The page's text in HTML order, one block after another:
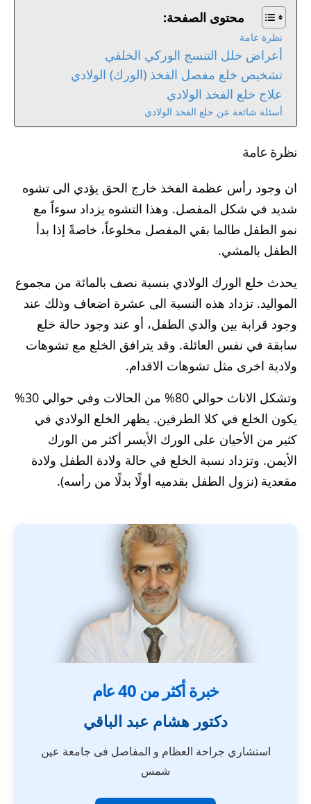
محتوى الصفحة:
نظرة عامة
أعراض خلل التنسج الوركي الخلقي
تشخيص خلع مفصل الفخذ (الورك) الولادي
علاج خلع الفخذ الولادي
أسئلة شائعة عن خلع الفخذ الولادي
نظرة عامة
ان وجود رأس عظمة الفخذ خارج الحق يؤدي الى تشوه
شديد في شكل المفصل. وهذا التشوه يزداد سوءاً مع
نمو الطفل طالما بقي المفصل مخلوعاً، خاصةً إذا بدأ
الطفل بالمشي.
يحدث خلع الورك الولادي بنسبة نصف بالمائة من مجموع
المواليد. تزداد هذه النسبة الى عشرة اضعاف وذلك عند
وجود قرابة بين والدي الطفل، أو عند وجود حالة خلع
سابقة في نفس العائلة. وقد يترافق الخلع مع تشوهات
ولادية اخرى مثل تشوهات الاقدام.
وتشكل الاناث حوالي 80% من الحالات وفي حوالي 30%
يكون الخلع في كلا الطرفين. يظهر الخلع الولادي في
كثير من الأحيان على الورك الأيسر أكثر من الورك
الأيمن. وتزداد نسبة الخلع في حالة ولادة الطفل ولادة
مقعدية (نزول الطفل بقدميه أولًا بدلًا من رأسه).
خبرة أكثر من 40 عام
دكتور هشام عبد الباقي
استشاري جراحة العظام و المفاصل فى جامعة عين
شمس